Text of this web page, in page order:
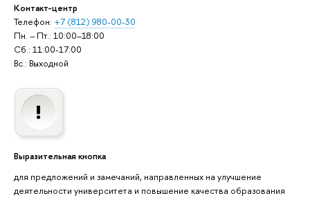
Контакт-центр
Телефон: +7 (812) 980-00-30
Пн. – Пт.: 10:00–18:00
Сб.: 11:00-17:00
Вс.: Выходной
Выразительная кнопка
для предложений и замечаний, направленных на улучшение
деятельности университета и повышение качества образования